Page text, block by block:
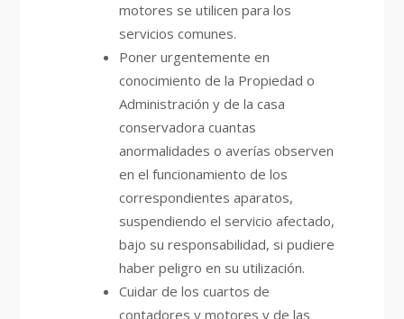
motores se utilicen para los
servicios comunes.
Poner urgentemente en
conocimiento de la Propiedad o
Administración y de la casa
conservadora cuantas
anormalidades o averías observen
en el funcionamiento de los
correspondientes aparatos,
suspendiendo el servicio afectado,
bajo su responsabilidad, si pudiere
haber peligro en su utilización.
Cuidar de los cuartos de
contadores y motores y de las